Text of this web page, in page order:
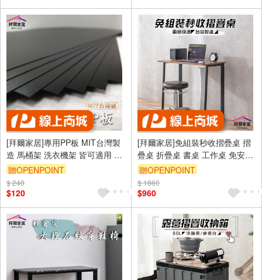
[拜爾家居]專用PP板 MIT台灣製
造 馬桶架 洗衣機架 皆可適用 不
透光 塑膠墊片 膠板 墊板-單片販
售 (免運)
贈OPENPOINT
$ 240
$120
[拜爾家居]免組裝秒收摺疊桌 摺
疊桌 折疊桌 書桌 工作桌 免安裝
摺疊桌 露營桌 拜拜桌 桌子 辦公
桌 簡易桌 免工具組裝 (免運)
贈OPENPOINT
$ 1860
$960